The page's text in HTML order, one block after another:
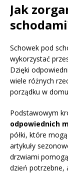
Jak
Schowek pod
wykorzystać
Dzięki
wiele różnych
porządku w
Podstawowym
odpowiednich
półki, które
artykuły
drzwiami
dzień potrzebne,